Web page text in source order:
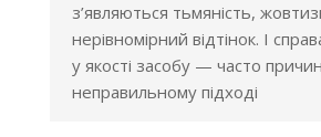
з’являються тьмяність,
нерівномірний відтінок. І
у якості засобу — часто
неправильному підході